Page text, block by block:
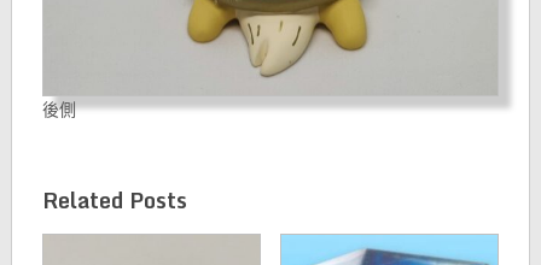
後側
Related Posts